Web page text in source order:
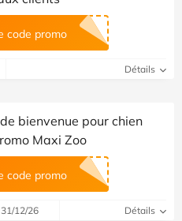
code promo
Détails
bienvenue pour chien
Maxi Zoo
code promo
12/26 Détails